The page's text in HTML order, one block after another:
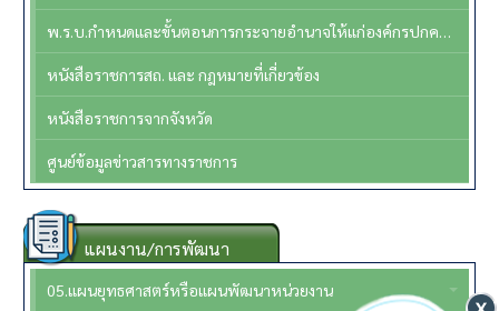
พ.ร.บ.กำหนดและขั้นตอนการกระจายอำนาจให้แก่องค์กรปกครองส่วนท้องถิ่นพ.ศ.2542 แก้ไขฉบับที่2 พ.ศ. 2549
หนังสือราชการสถ. และ กฎหมายที่เกี่ยวข้อง
หนังสือราชการจากจังหวัด
ศูนย์ข้อมูลข่าวสารทางราชการ
แผนงาน/การพัฒนา
05.แผนยุทธศาสตร์หรือแผนพัฒนาหน่วยงาน